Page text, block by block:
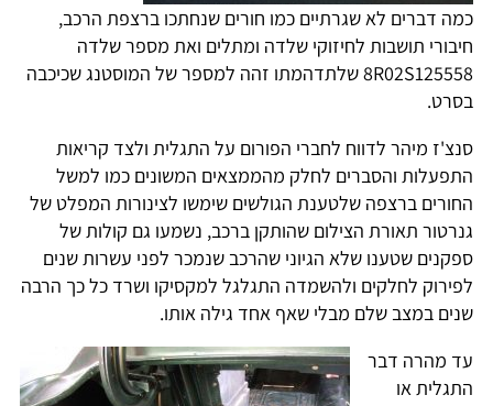
כמה דברים לא שגרתיים כמו חורים שנחתכו ברצפת הרכב,
חיבורי תושבות לחיזוקי שלדה ומתלים ואת מספר שלדה
8R02S125558 שלתדהמתו זהה למספר של המוסטנג שכיכבה
בסרט.
סנצ'ז מיהר לדווח לחברי הפורום על התגלית ולצד קריאות
התפעלות והסברים לחלק מהממצאים המשונים כמו למשל
החורים ברצפה שלטענת הגולשים שימשו לצינורות המפלט של
גנרטור תאורת הצילום שהותקן ברכב, נשמעו גם קולות של
ספקנים שטענו שלא הגיוני שהרכב שנמכר לפני עשרות שנים
לפירוק לחלקים ולהשמדה התגלגל למקסיקו ושרד כל כך הרבה
שנים במצב שלם מבלי שאף אחד גילה אותו.
עד מהרה דבר
התגלית או